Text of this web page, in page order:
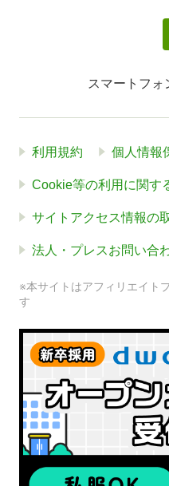
スマートフォ
利用規約 個人情報
Cookie等の利用に関す
サイトアクセス情報の
法人・プレスお問い合
※本サイトはアフィリエイト
す